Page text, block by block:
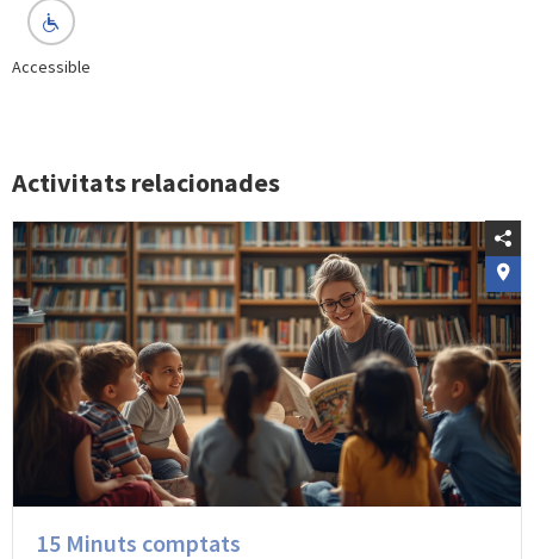
Accessible
Activitats relacionades
15 Minuts comptats